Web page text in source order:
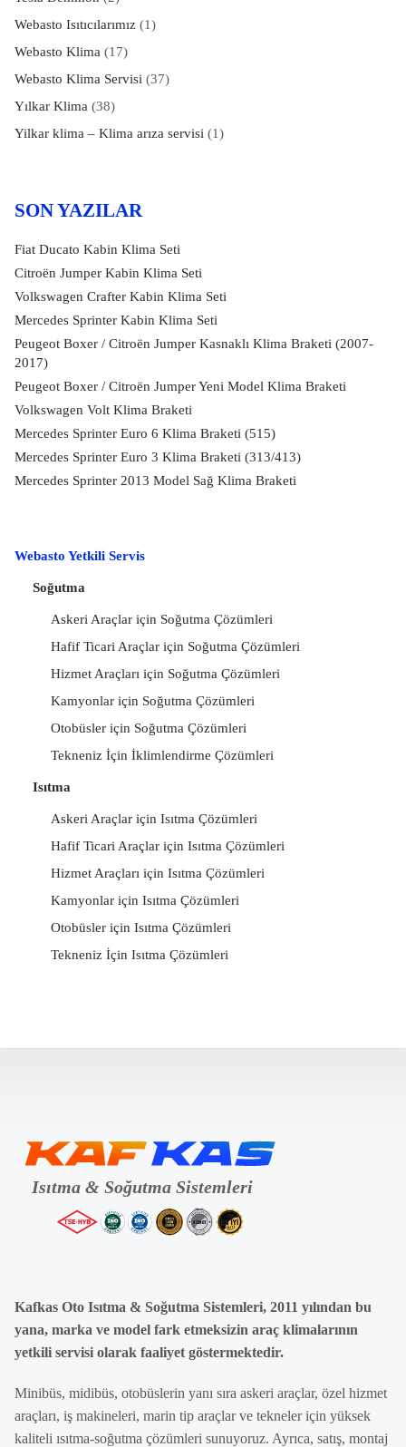
Webasto Isıtıcılarımız(1)
Webasto Klima(17)
Webasto Klima Servisi(37)
Yılkar Klima(38)
Yilkar klima – Klima arıza servisi(1)
SON YAZILAR
Fiat Ducato Kabin Klima Seti
Citroën Jumper Kabin Klima Seti
Volkswagen Crafter Kabin Klima Seti
Mercedes Sprinter Kabin Klima Seti
Peugeot Boxer / Citroën Jumper Kasnaklı Klima Braketi (2007-
2017)
Peugeot Boxer / Citroën Jumper Yeni Model Klima Braketi
Volkswagen Volt Klima Braketi
Mercedes Sprinter Euro 6 Klima Braketi (515)
Mercedes Sprinter Euro 3 Klima Braketi (313/413)
Mercedes Sprinter 2013 Model Sağ Klima Braketi
Webasto Yetkili Servis
Soğutma
Askeri Araçlar için Soğutma Çözümleri
Hafif Ticari Araçlar için Soğutma Çözümleri
Hizmet Araçları için Soğutma Çözümleri
Kamyonlar için Soğutma Çözümleri
Otobüsler için Soğutma Çözümleri
Tekneniz İçin İklimlendirme Çözümleri
Isıtma
Askeri Araçlar için Isıtma Çözümleri
Hafif Ticari Araçlar için Isıtma Çözümleri
Hizmet Araçları için Isıtma Çözümleri
Kamyonlar için Isıtma Çözümleri
Otobüsler için Isıtma Çözümleri
Tekneniz İçin Isıtma Çözümleri
Kafkas Oto Isıtma & Soğutma Sistemleri, 2011 yılından bu
yana, marka ve model fark etmeksizin araç klimalarının
yetkili servisi olarak faaliyet göstermektedir.
Minibüs, midibüs, otobüslerin yanı sıra askeri araçlar, özel hizmet
araçları, iş makineleri, marin tip araçlar ve tekneler için yüksek
kaliteli ısıtma-soğutma çözümleri sunuyoruz. Ayrıca, satış, montaj